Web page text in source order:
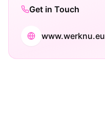
Get in Touch
www.werknu.eu